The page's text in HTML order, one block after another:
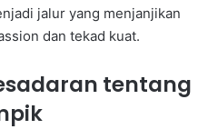
jalur yang menjanjikan
dan tekad kuat.
tentang